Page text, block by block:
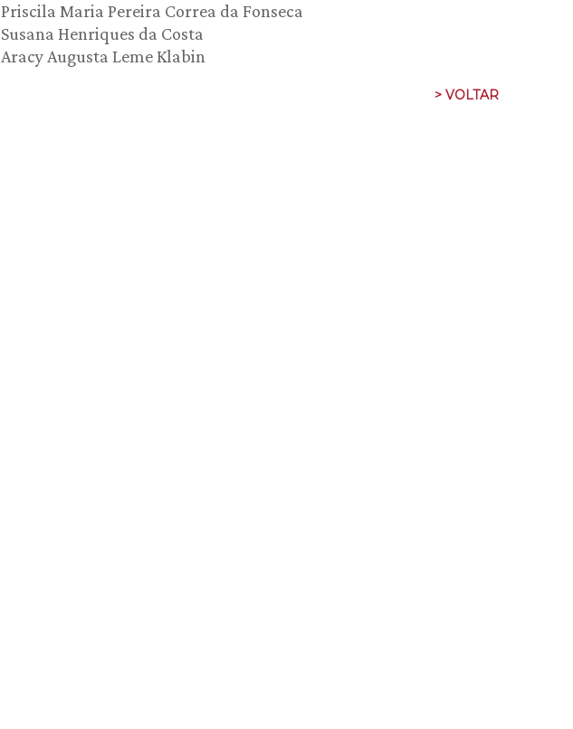
Priscila Maria Pereira Correa da Fonseca
Susana Henriques da Costa
Aracy Augusta Leme Klabin
> VOLTAR